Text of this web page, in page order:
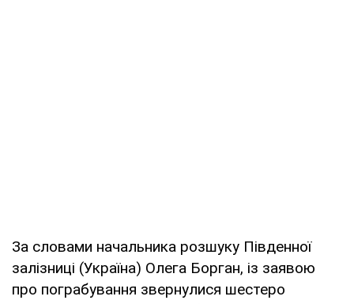
За словами начальника розшуку Південної
залізниці (Україна) Олега Борган, із заявою
про пограбування звернулися шестеро